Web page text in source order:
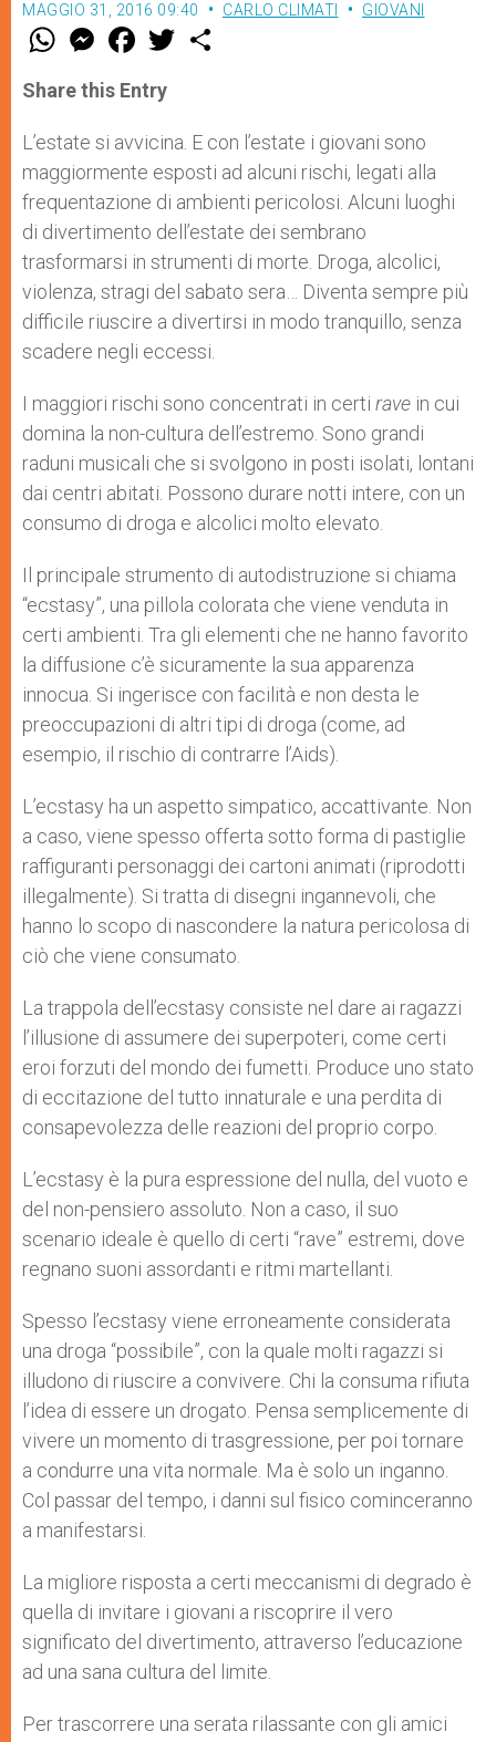
MAGGIO 31, 2016 09:40 CARLO CLIMATI GIOVANI
W
t
s
p
p
M
e
s
e
g
e
r
F
a
e
b
o
k
w
r
Share this Entry
L’estate si avvicina. E con l’estate i giovani sono
maggiormente esposti ad alcuni rischi, legati alla
frequentazione di ambienti pericolosi. Alcuni luoghi
di divertimento dell’estate dei sembrano
trasformarsi in strumenti di morte. Droga, alcolici,
violenza, stragi del sabato sera… Diventa sempre più
difficile riuscire a divertirsi in modo tranquillo, senza
scadere negli eccessi.
I maggiori rischi sono concentrati in certi rave in cui
domina la non-cultura dell’estremo. Sono grandi
raduni musicali che si svolgono in posti isolati, lontani
dai centri abitati. Possono durare notti intere, con un
consumo di droga e alcolici molto elevato.
Il principale strumento di autodistruzione si chiama
“ecstasy”, una pillola colorata che viene venduta in
certi ambienti. Tra gli elementi che ne hanno favorito
la diffusione c’è sicuramente la sua apparenza
innocua. Si ingerisce con facilità e non desta le
preoccupazioni di altri tipi di droga (come, ad
esempio, il rischio di contrarre l’Aids).
L’ecstasy ha un aspetto simpatico, accattivante. Non
a caso, viene spesso offerta sotto forma di pastiglie
raffiguranti personaggi dei cartoni animati (riprodotti
illegalmente). Si tratta di disegni ingannevoli, che
hanno lo scopo di nascondere la natura pericolosa di
ciò che viene consumato.
La trappola dell’ecstasy consiste nel dare ai ragazzi
l’illusione di assumere dei superpoteri, come certi
eroi forzuti del mondo dei fumetti. Produce uno stato
di eccitazione del tutto innaturale e una perdita di
consapevolezza delle reazioni del proprio corpo.
L’ecstasy è la pura espressione del nulla, del vuoto e
del non-pensiero assoluto. Non a caso, il suo
scenario ideale è quello di certi “rave” estremi, dove
regnano suoni assordanti e ritmi martellanti.
Spesso l’ecstasy viene erroneamente considerata
una droga “possibile”, con la quale molti ragazzi si
illudono di riuscire a convivere. Chi la consuma rifiuta
l’idea di essere un drogato. Pensa semplicemente di
vivere un momento di trasgressione, per poi tornare
a condurre una vita normale. Ma è solo un inganno.
Col passar del tempo, i danni sul fisico cominceranno
a manifestarsi.
La migliore risposta a certi meccanismi di degrado è
quella di invitare i giovani a riscoprire il vero
significato del divertimento, attraverso l’educazione
ad una sana cultura del limite.
Per trascorrere una serata rilassante con gli amici